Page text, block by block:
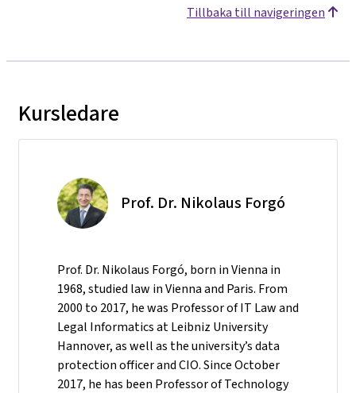
Tillbaka till navigeringen
Kursledare
Prof. Dr. Nikolaus Forgó
Prof. Dr. Nikolaus Forgó, born in Vienna in
1968, studied law in Vienna and Paris. From
2000 to 2017, he was Professor of IT Law and
Legal Informatics at Leibniz University
Hannover, as well as the university’s data
protection officer and CIO. Since October
2017, he has been Professor of Technology